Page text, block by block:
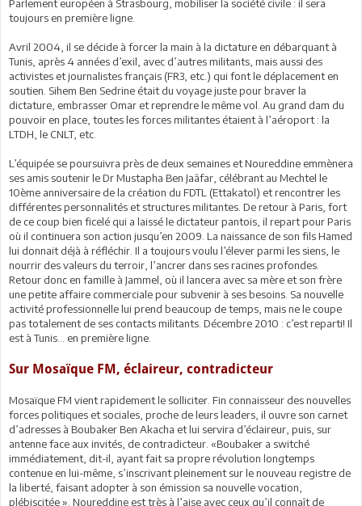
Parlement européen à Strasbourg, mobiliser la société civile : il sera
toujours en première ligne.
Avril 2004, il se décide à forcer la main à la dictature en débarquant à
Tunis, après 4 années d’exil, avec d’autres militants, mais aussi des
activistes et journalistes français (FR3, etc.) qui font le déplacement en
soutien. Sihem Ben Sedrine était du voyage juste pour braver la
dictature, embrasser Omar et reprendre le même vol. Au grand dam du
pouvoir en place, toutes les forces militantes étaient à l’aéroport : la
LTDH, le CNLT, etc.
L’équipée se poursuivra près de deux semaines et Noureddine emmènera
ses amis soutenir le Dr Mustapha Ben Jaâfar, célébrant au Mechtel le
10ème anniversaire de la création du FDTL (Ettakatol) et rencontrer les
différentes personnalités et structures militantes. De retour à Paris, fort
de ce coup bien ficelé qui a laissé le dictateur pantois, il repart pour Paris
où il continuera son action jusqu’en 2009. La naissance de son fils Hamed
lui donnait déjà à réfléchir. Il a toujours voulu l’élever parmi les siens, le
nourrir des valeurs du terroir, l’ancrer dans ses racines profondes.
Retour donc en famille à Jammel, où il lancera avec sa mère et son frère
une petite affaire commerciale pour subvenir à ses besoins. Sa nouvelle
activité professionnelle lui prend beaucoup de temps, mais ne le coupe
pas totalement de ses contacts militants. Décembre 2010 : c’est reparti! Il
est à Tunis… en première ligne.
Sur Mosaïque FM, éclaireur, contradicteur
Mosaïque FM vient rapidement le solliciter. Fin connaisseur des nouvelles
forces politiques et sociales, proche de leurs leaders, il ouvre son carnet
d’adresses à Boubaker Ben Akacha et lui servira d’éclaireur, puis, sur
antenne face aux invités, de contradicteur. «Boubaker a switché
immédiatement, dit-il, ayant fait sa propre révolution longtemps
contenue en lui-même, s’inscrivant pleinement sur le nouveau registre de
la liberté, faisant adopter à son émission sa nouvelle vocation,
plébiscitée ». Noureddine est très à l’aise avec ceux qu’il connaît de